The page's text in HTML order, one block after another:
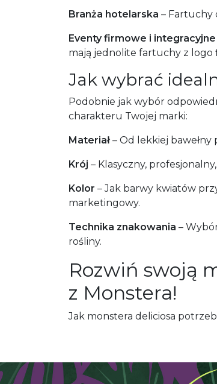
Branża hotelarska – Fartuchy
Eventy firmowe i integracyjne
mają jednolite fartuchy z logo
Jak wybrać
Podobnie jak wybór
charakteru Twojej marki:
Materiał – Od lekkiej bawełny
Krój – Klasyczny,
Kolor – Jak barwy kwiatów
marketingowy.
Technika znakowania –
rośliny.
Rozwiń swoją
z Monstera!
Jak monstera deliciosa